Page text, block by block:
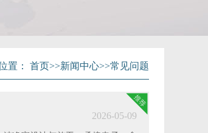
置： 首页>>新闻中心>>常见问题
2026-05-09